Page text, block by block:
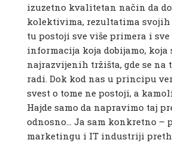
izuzetno kvalitetan način da
kolektivima, rezultatima svojih
tu postoji sve više primera i
informacija koja dobijamo, koja
najrazvijenih tržišta, gde se na
radi. Dok kod nas u principu
svest o tome ne postoji, a
Hajde samo da napravimo taj
odnosno… Ja sam konkretno –
marketingu i IT industriji